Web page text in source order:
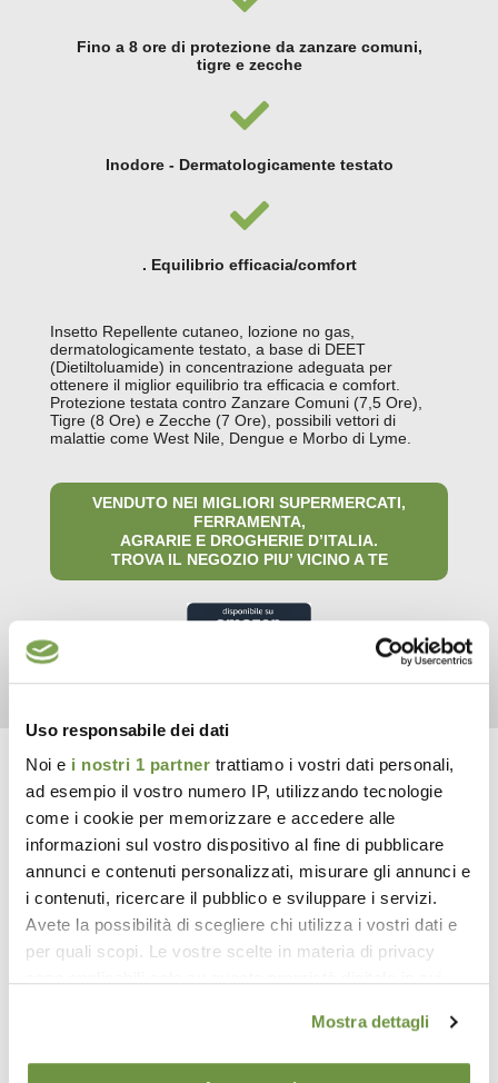
Uso responsabile dei dati
Noi e i nostri 1 partner trattiamo i vostri dati personali,
ad esempio il vostro numero IP, utilizzando tecnologie
come i cookie per memorizzare e accedere alle
informazioni sul vostro dispositivo al fine di pubblicare
annunci e contenuti personalizzati, misurare gli annunci e
i contenuti, ricercare il pubblico e sviluppare i servizi.
Avete la possibilità di scegliere chi utilizza i vostri dati e
per quali scopi. Le vostre scelte in materia di privacy
revocare il proprio consenso in qualsiasi momento dalla
Mostra dettagli
Fino a 8 ore di protezione da zanzare comuni,
tigre e zecche
Inodore - Dermatologicamente testato
. Equilibrio efficacia/comfort
Insetto Repellente cutaneo, lozione no gas,
dermatologicamente testato, a base di DEET
(Dietiltoluamide) in concentrazione adeguata per
ottenere il miglior equilibrio tra efficacia e comfort.
Protezione testata contro Zanzare Comuni (7,5 Ore),
Tigre (8 Ore) e Zecche (7 Ore), possibili vettori di
malattie come West Nile, Dengue e Morbo di Lyme.
VENDUTO NEI MIGLIORI SUPERMERCATI,
FERRAMENTA,
AGRARIE E DROGHERIE D’ITALIA.
TROVA IL NEGOZIO PIU’ VICINO A TE
UTILE CONTRO
Zanzare Zecche